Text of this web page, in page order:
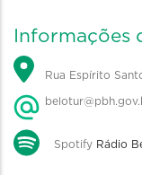
Informações
Rua Espírito
Spotify Rádio